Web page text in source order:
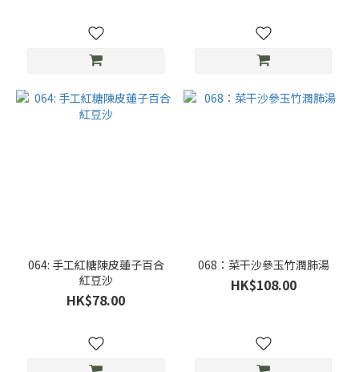
064: 手工紅糖陳皮蓮子百合
紅豆沙
HK$78.00
068：菜干沙參玉竹潤肺湯
HK$108.00